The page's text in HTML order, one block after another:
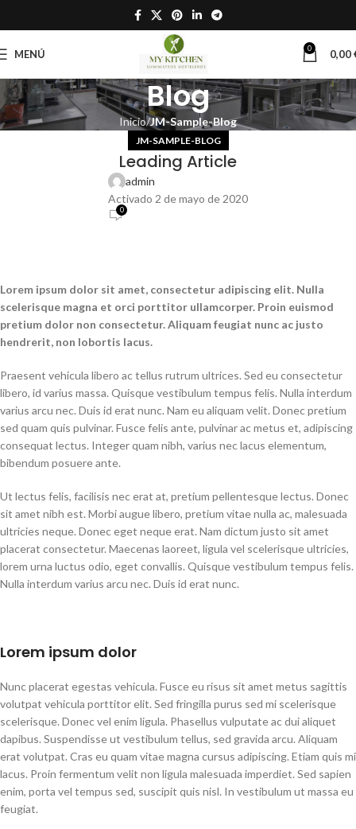
MENÚ 0 0,00
Blog
Inicio JM-Sample-Blog
JM-SAMPLE-BLOG
Leading Article
admin
Activado 2 de mayo de 2020
0
Lorem ipsum dolor sit amet, consectetur adipiscing elit. Nulla
scelerisque magna et orci porttitor ullamcorper. Proin euismod
pretium dolor non consectetur. Aliquam feugiat nunc ac justo
hendrerit, non lobortis lacus.
Praesent vehicula libero ac tellus rutrum ultrices. Sed eu consectetur
libero, id varius massa. Quisque vestibulum tempus felis. Nulla interdum
varius arcu nec. Duis id erat nunc. Nam eu aliquam velit. Donec pretium
sed quam quis pulvinar. Fusce felis ante, pulvinar ac metus et, adipiscing
consequat lectus. Integer quam nibh, varius nec lacus elementum,
bibendum posuere ante.
Ut lectus felis, facilisis nec erat at, pretium pellentesque lectus. Donec
sit amet nibh est. Morbi augue libero, pretium vitae nulla ac, malesuada
ultricies neque. Donec eget neque erat. Nam dictum justo sit amet
placerat consectetur. Maecenas laoreet, ligula vel scelerisque ultricies,
lorem urna luctus odio, eget convallis. Quisque vestibulum tempus felis.
Nulla interdum varius arcu nec. Duis id erat nunc.
Lorem ipsum dolor
Nunc placerat egestas vehicula. Fusce eu risus sit amet metus sagittis
volutpat vehicula porttitor elit. Sed fringilla purus sed mi scelerisque
scelerisque. Donec vel enim ligula. Phasellus vulputate ac dui aliquet
dapibus. Suspendisse ut vestibulum tellus, sed gravida arcu. Aliquam
erat volutpat. Cras eu quam vitae magna cursus adipiscing. Etiam quis mi
lacus. Proin fermentum velit non ligula malesuada imperdiet. Sed sapien
enim, porta vel tempus sed, suscipit quis nisl. In vestibulum ut massa eu
feugiat.